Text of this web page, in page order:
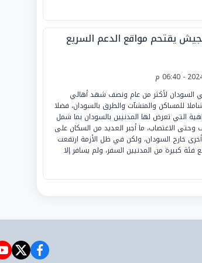
يقتحم مواقع الدعم السريع
السودان لأكثر من عام ونصف شهد أهالي
للمساكن والمنشآت والطرق بالسودان، فضلا
التي تعرض لها المدنيين بالسودان بما شمل
وحتى الاغتصاب، ما أجبر العديد من السكان على
خارج السودان، ولكن في ظل الأزمة ارتفعت
كبيرة من المدنيين السفر، ولم يسافر إلا
facebook